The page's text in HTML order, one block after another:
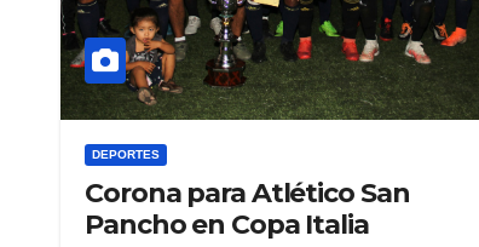
DEPORTES
Corona para Atlético San
Pancho en Copa Italia